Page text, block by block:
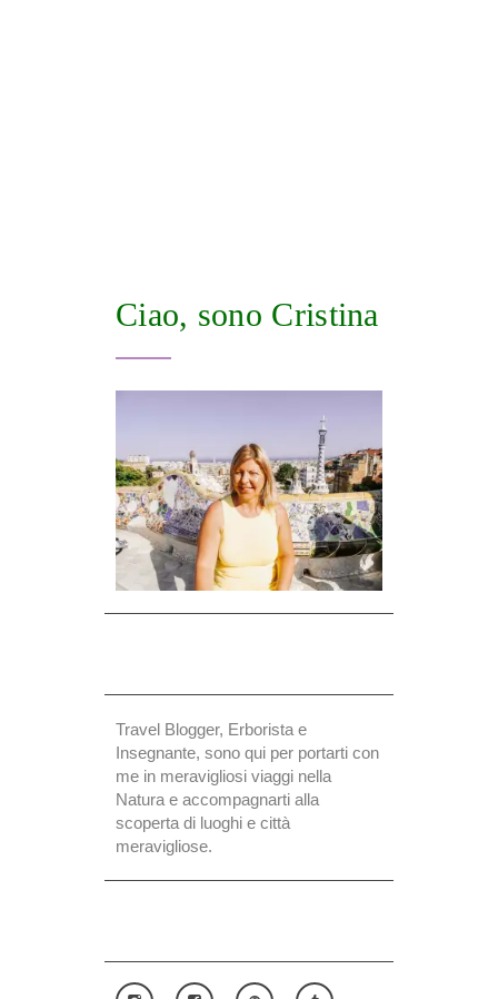
Ciao, sono Cristina
Travel Blogger, Erborista e
Insegnante, sono qui per portarti con
me in meravigliosi viaggi nella
Natura e accompagnarti alla
scoperta di luoghi e città
meravigliose.